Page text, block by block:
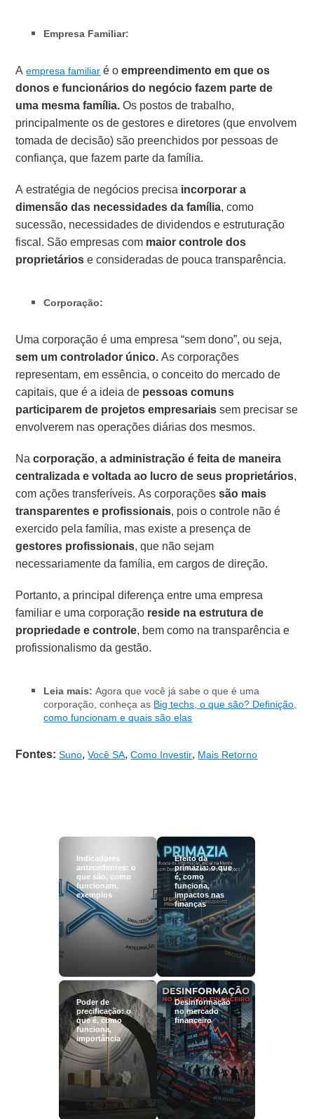
Empresa Familiar:
Aempresa familiar é oempreendimento em que os
donos e funcionários do negócio fazem parte de
uma mesma família.Os postos de trabalho,
principalmente os de gestores e diretores (que envolvem
tomada de decisão) são preenchidos por pessoas de
confiança, que fazem parte da família.
A estratégia de negócios precisa incorporar a
dimensão das necessidades da família, como
sucessão, necessidades de dividendos e estruturação
fiscal. São empresas com maior controle dos
proprietáriose consideradas de pouca transparência.
Corporação:
Uma corporação é uma empresa “sem dono”, ou seja,
sem um controlador único.As corporações
representam, em essência, o conceito do mercado de
capitais, que é a ideia de pessoas comuns
participarem de projetos empresariaissem precisar se
envolverem nas operações diárias dos mesmos.
Nacorporação,a administração é feita de maneira
centralizada e voltada ao lucro de seus proprietários,
com ações transferíveis. As corporaçõessão mais
transparentes e profissionais, pois o controle não é
exercido pela família, mas existe a presença de
gestores profissionais, que não sejam
necessariamente da família, em cargos de direção.
Portanto, a principal diferença entre uma empresa
familiar e uma corporação reside na estrutura de
propriedade e controle, bem como na transparência e
profissionalismo da gestão.
Leia mais: Agora que você já sabe o que é uma
corporação, conheça as Big techs, o que são? Definição,
como funcionam e quais são elas
Fontes: Suno,Você SA,Como Investir, Mais Retorno
Indicadores
antecedentes: o
que são, como
funcionam,
exemplos
Efeito da
primazia: o que
é, como
funciona,
impactos nas
finanças
Poder de
precificação: o
que é, como
funciona,
importância
Desinformação
no mercado
financeiro